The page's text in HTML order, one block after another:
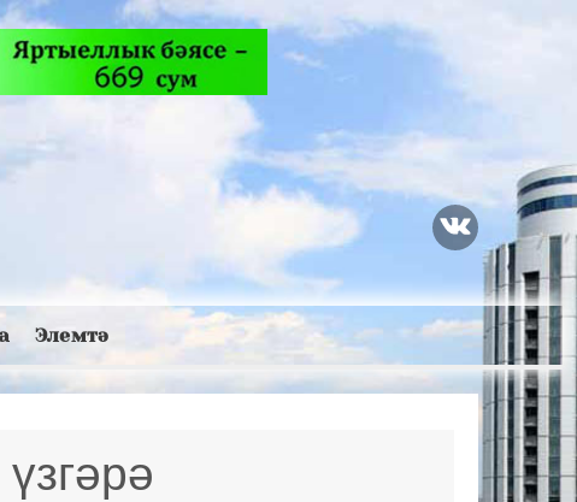
Элемтә